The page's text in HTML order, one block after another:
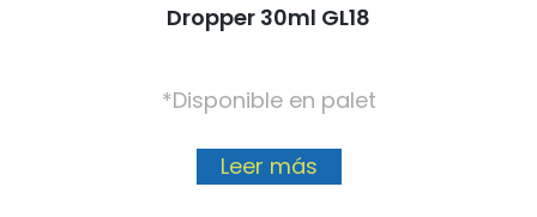
Dropper 30ml GL18
*Disponible en palet
Leer más